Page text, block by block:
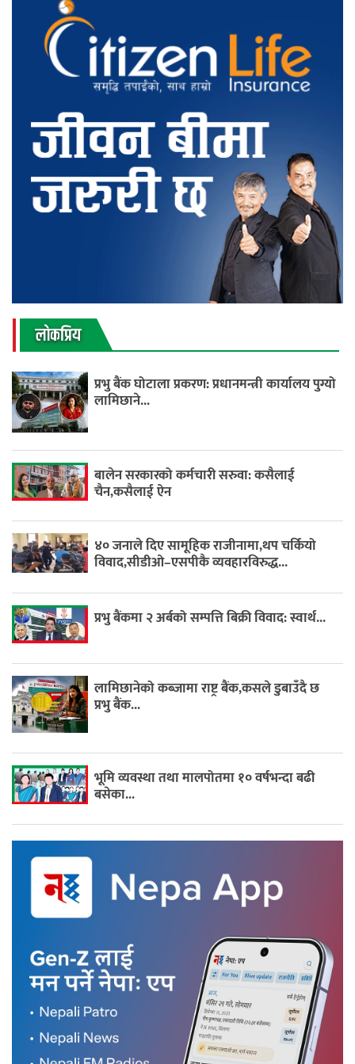
लाेकप्रिय
प्रभु बैंक घोटाला प्रकरण: प्रधानमन्त्री कार्यालय पुग्यो
लामिछाने...
बालेन सरकारको कर्मचारी सरुवा: कसैलाई
चैन,कसैलाई ऐन
४० जनाले दिए सामूहिक राजीनामा,थप चर्कियो
विवाद,सीडीओ–एसपीकै व्यवहारविरुद्ध...
प्रभु बैंकमा २ अर्बको सम्पत्ति बिक्री विवाद: स्वार्थ...
लामिछानेको कब्जामा राष्ट्र बैंक,कसले डुबाउँदै छ
प्रभु बैंक...
भूमि व्यवस्था तथा मालपोतमा १० वर्षभन्दा बढी
बसेका...